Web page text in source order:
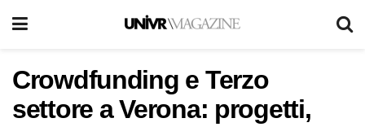
Crowdfunding e Terzo
settore a Verona: progetti,